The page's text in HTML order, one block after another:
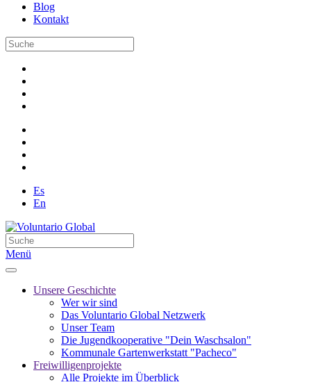
Blog
Kontakt
Es
En
Menü
Unsere Geschichte
Wer wir sind
Das Voluntario Global Netzwerk
Unser Team
Die Jugendkooperative "Dein Waschsalon"
Kommunale Gartenwerkstatt "Pacheco"
Freiwilligenprojekte
Alle Projekte im Überblick